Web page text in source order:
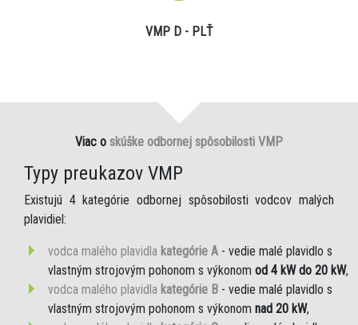
VMP D - PLŤ
Viac o skúške odbornej spôsobilosti VMP
Typy preukazov VMP
Existujú 4 kategórie odbornej spôsobilosti vodcov malých
plavidiel:
vodca malého plavidla kategórie A - vedie malé plavidlo s
vlastným strojovým pohonom s výkonom od 4 kW do 20 kW,
vodca malého plavidla kategórie B - vedie malé plavidlo s
vlastným strojovým pohonom s výkonom nad 20 kW,